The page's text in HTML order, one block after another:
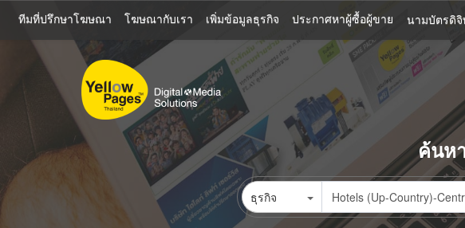
ทีมที่ปรึกษาโฆษณา โฆษณากับเรา เพิ่มข้อมูลธุรกิจ ประกาศหาผู้ซื้อผู้ขาย นามบัตรดิ
ค้นห
ธุรกิจ